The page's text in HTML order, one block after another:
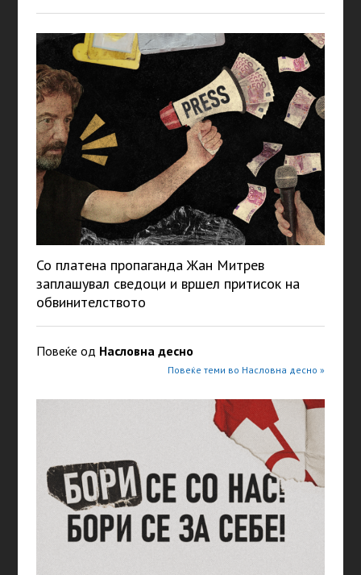
Со платена пропаганда Жан Митрев
заплашувал сведоци и вршел притисок на
обвинителството
Повеќе од Насловна десно
Повеќе теми во Насловна десно »